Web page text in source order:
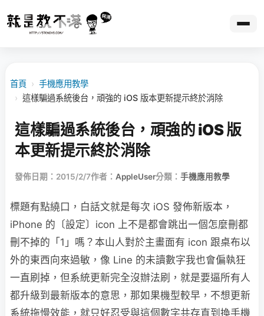
首頁 › 手機應用教學
› 這樣騙過系統後台，頑強的 iOS 版本更新提示終於消除
這樣騙過系統後台，頑強的 iOS 版
本更新提示終於消除
發佈日期：2015/2/7作者： AppleUser分類： 手機應用教學
標題有點繞口，白話文就是每次 iOS 發佈新版本，
iPhone 的〔設定〕icon 上不是都會跳出一個怎麼刪都
刪不掉的「1」嗎？本山人對於主畫面有 icon 跟桌布以
外的東西向來過敏，像 Line 的未讀數字我也會偏執狂
一直刷掉，但系統更新完全沒辦法刷，就是要逼所有人
都升級到最新版本的意思，那如果機型較早，不想更新
系統拖慢效能，就只好忍受與這個數字共存直到換手機